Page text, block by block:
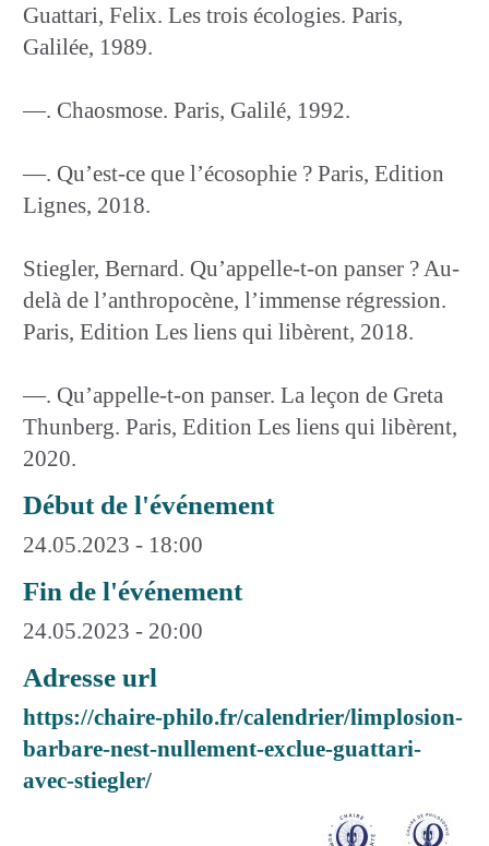
Guattari, Felix. Les trois écologies. Paris,
Galilée, 1989.
—. Chaosmose. Paris, Galilé, 1992.
—. Qu’est-ce que l’écosophie ? Paris, Edition
Lignes, 2018.
Stiegler, Bernard. Qu’appelle-t-on panser ? Au-
delà de l’anthropocène, l’immense régression.
Paris, Edition Les liens qui libèrent, 2018.
—. Qu’appelle-t-on panser. La leçon de Greta
Thunberg. Paris, Edition Les liens qui libèrent,
2020.
Début de l'événement
24.05.2023 - 18:00
Fin de l'événement
24.05.2023 - 20:00
Adresse url
https://chaire-philo.fr/calendrier/limplosion-
barbare-nest-nullement-exclue-guattari-
avec-stiegler/